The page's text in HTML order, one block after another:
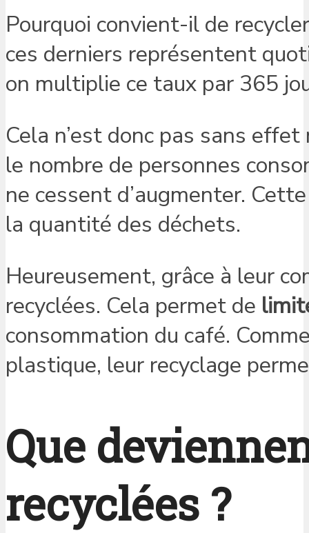
Pourquoi convient-il de
ces derniers représentent
on multiplie ce taux par 365
Cela n’est donc pas sans
le nombre de personnes
ne cessent d’augmenter.
la quantité des déchets.
Heureusement, grâce à leur
recyclées. Cela permet de
consommation du café.
plastique, leur recyclage
Que
recyclées ?